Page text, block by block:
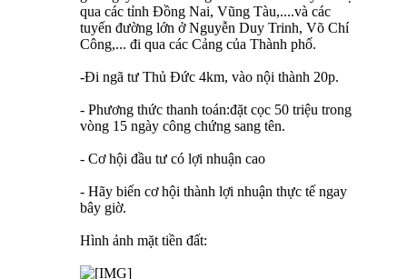
qua các tỉnh Đồng Nai, Vũng Tàu,....và các
tuyến đường lớn ở Nguyễn Duy Trinh, Võ Chí
Công,... đi qua các Cảng của Thành phố.
-Đi ngã tư Thủ Đức 4km, vào nội thành 20p.
- Phương thức thanh toán:đặt cọc 50 triệu trong
vòng 15 ngày công chứng sang tên.
- Cơ hội đầu tư có lợi nhuận cao
- Hãy biến cơ hội thành lợi nhuận thực tế ngay
bây giờ.
Hình ảnh mặt tiền đất: